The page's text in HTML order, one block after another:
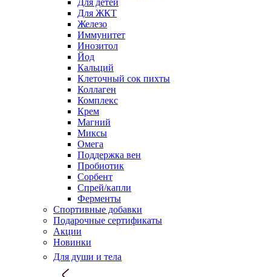
Для ЖКТ
Железо
Иммунитет
Инозитол
Йод
Кальций
Клеточный сок пихты
Коллаген
Комплекс
Крем
Магний
Миксы
Омега
Поддержка вен
Пробиотик
Сорбент
Спрей/капли
Ферменты
Спортивные добавки
Подарочные сертификаты
Акции
Новинки
Для души и тела